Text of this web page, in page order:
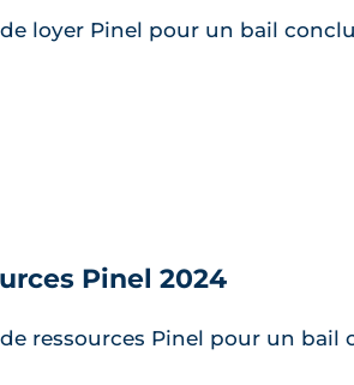
loyer Pinel pour un bail
Pinel 2024
ressources Pinel pour un bail